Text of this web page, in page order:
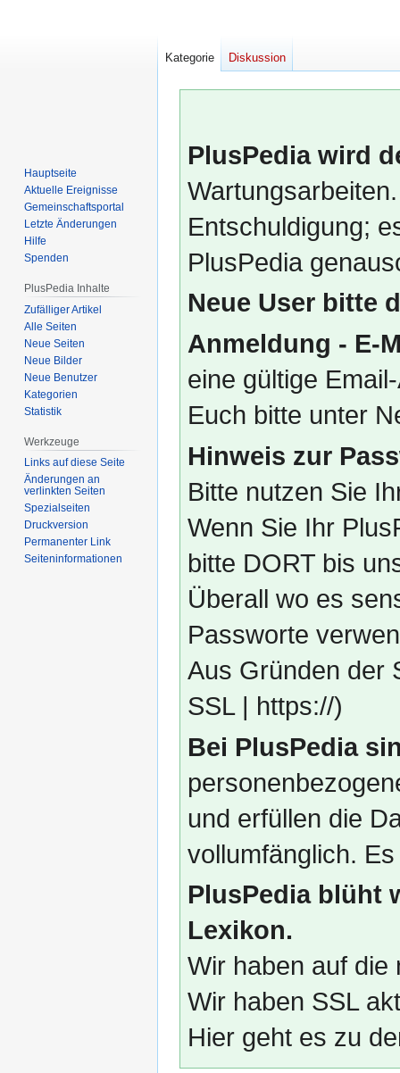
PlusPedia wird
Entschuldigung;
PlusPedia
Neue User bitte
Anmeldung - E-
eine gültige
Euch bitte unter
Hinweis zur
Bitte nutzen Sie
Wenn Sie Ihr
bitte DORT bis
Überall wo es
Passworte
Aus Gründen der
SSL | https://)
Bei PlusPedia
und erfüllen die
vollumfänglich.
PlusPedia blüht
Lexikon.
Wir haben auf die
Wir haben SSL
Hier geht es zu
Kategorie Diskussion
Hauptseite
Aktuelle Ereignisse
Gemeinschafts­portal
Letzte Änderungen
Hilfe
Spenden
PlusPedia Inhalte
Zufälliger Artikel
Alle Seiten
Neue Seiten
Neue Bilder
Neue Benutzer
Kategorien
Statistik
Werkzeuge
Links auf diese Seite
Änderungen an
verlinkten Seiten
Spezialseiten
Druckversion
Permanenter Link
Seiten­­informationen